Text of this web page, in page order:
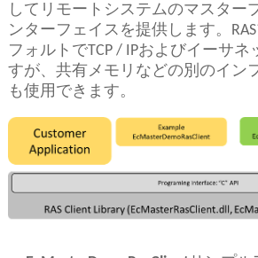
してリモートシステムのマスター
ンターフェイスを提供します。
フォルトでTCP / IPおよびイーサネ
すが、共有メモリなどの別のイン
も使用できます。